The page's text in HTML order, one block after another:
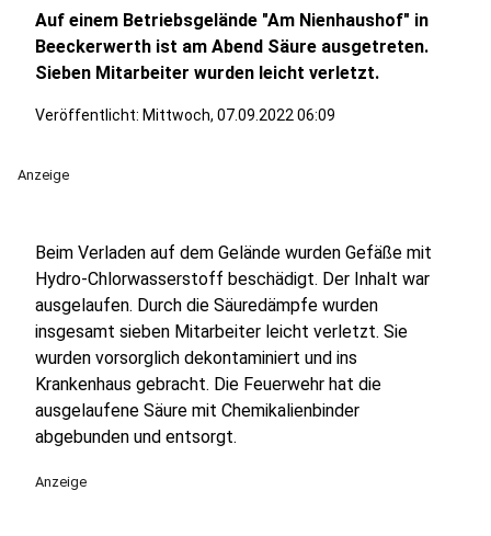
Auf einem Betriebsgelände "Am Nienhaushof" in
Beeckerwerth ist am Abend Säure ausgetreten.
Sieben Mitarbeiter wurden leicht verletzt.
Veröffentlicht: Mittwoch, 07.09.2022 06:09
Anzeige
Beim Verladen auf dem Gelände wurden Gefäße mit
Hydro-Chlorwasserstoff beschädigt. Der Inhalt war
ausgelaufen. Durch die Säuredämpfe wurden
insgesamt sieben Mitarbeiter leicht verletzt. Sie
wurden vorsorglich dekontaminiert und ins
Krankenhaus gebracht. Die Feuerwehr hat die
ausgelaufene Säure mit Chemikalienbinder
abgebunden und entsorgt.
Anzeige